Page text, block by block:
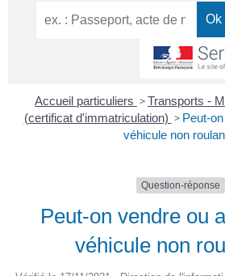
Accueil particuliers >Transports -
(certificat d'immatriculation) > Peut-
véhicule non
Question-réponse
Peut-on vendre ou
véhicule non